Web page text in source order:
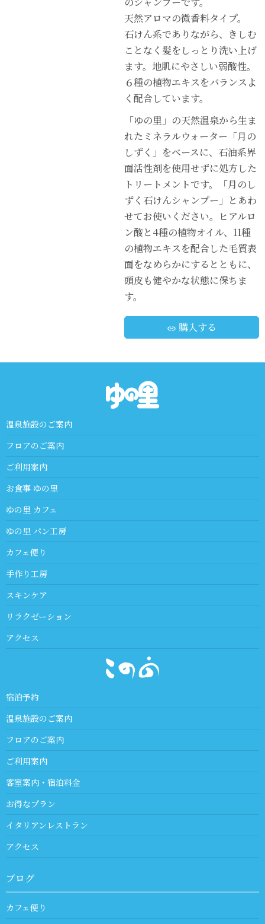
天然アロマの微香料タイプ。
石けん系でありながら、きしむ
ことなく髪をしっとり洗い上げ
ます。地肌にやさしい弱酸性。
６種の植物エキスをバランスよ
く配合しています。
「ゆの里」の天然温泉から生ま
れたミネラルウォーター「月の
しずく」をベースに、石油系界
面活性剤を使用せずに処方した
トリートメントです。「月のし
ずく石けんシャンプー」とあわ
せてお使いください。ヒアルロ
ン酸と4種の植物オイル、11種
の植物エキスを配合した毛質表
面をなめらかにするとともに、
頭皮も健やかな状態に保ちま
す。
link 購入する
温泉施設のご案内
フロアのご案内
ご利用案内
お食事 ゆの里
ゆの里 カフェ
ゆの里 パン工房
カフェ便り
手作り工房
スキンケア
リラクゼーション
アクセス
宿泊予約
温泉施設のご案内
フロアのご案内
ご利用案内
客室案内・宿泊料金
お得なプラン
イタリアンレストラン
アクセス
ブログ
カフェ便り